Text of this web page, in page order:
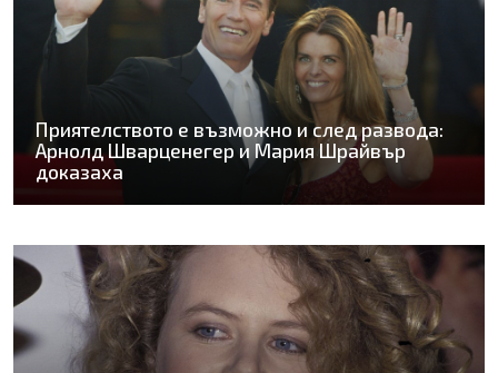
Приятелството е възможно и след развода:
Арнолд Шварценегер и Мария Шрайвър
доказаха